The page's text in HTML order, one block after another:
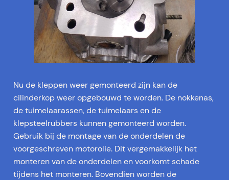
Nu de kleppen weer gemonteerd zijn kan de
cilinderkop weer opgebouwd te worden. De nokkenas,
de tuimelaarassen, de tuimelaars en de
klepsteelrubbers kunnen gemonteerd worden.
Gebruik bij de montage van de onderdelen de
voorgeschreven motorolie. Dit vergemakkelijk het
monteren van de onderdelen en voorkomt schade
tijdens het monteren. Bovendien worden de